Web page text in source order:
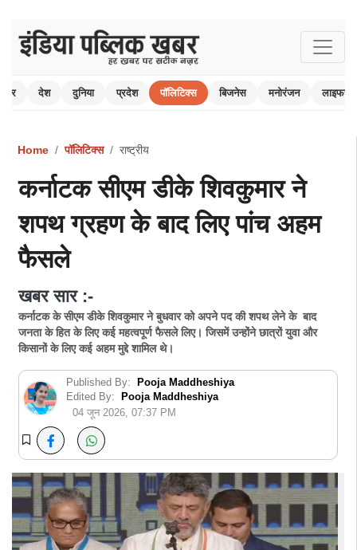
देश दुनिया प्रदेश पॉलिटिक्स बिजनेस मनोरंजन
Home पॉलिटिक्स राष्ट्रीय
कर्नाटक सीएम डीके शिवकुमार ने
शपथ ग्रहण के बाद लिए पांच अहम
फैसले
खबर सार :-
कर्नाटक के सीएम डीके शिवकुमार ने बुधवार को अपने पद की शपथ लेने के बाद
जनता के हित के लिए कई महत्वपूर्ण फैसले लिए। जिसमें उन्होंने छात्रों युवा और
किसानों के लिए कई अहम मुद्दे शामिल थे।
Published By:
Pooja Maddheshiya
Edited By:
Pooja Maddheshiya
04 जून 2026, 07:37 PM